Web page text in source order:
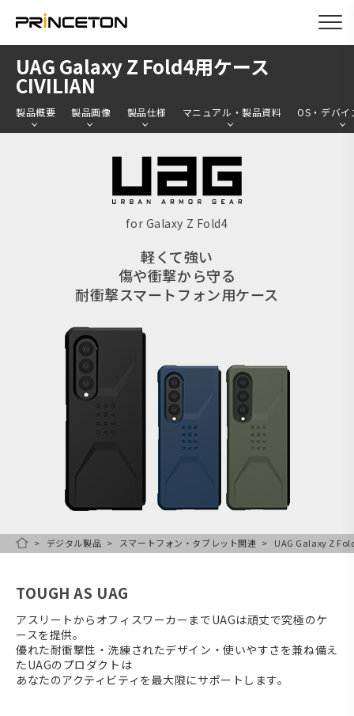
UAG Galaxy Z Fold4用ケース
CIVILIAN
製品概要 製品画像 製品仕様 マニュアル・製品資料 OS・デバイ
for Galaxy Z Fold4
軽くて強い
傷や衝撃から守る
耐衝撃スマートフォン用ケース
HOMEデジタル製品 スマートフォン・タブレット関連 UAG Galaxy Z
TOUGH AS UAG
アスリートからオフィスワーカーまでUAGは頑丈で究極のケ
ースを提供。
優れた耐衝撃性・洗練されたデザイン・使いやすさを兼ね備え
たUAGのプロダクトは
あなたのアクティビティを最大限にサポートします。